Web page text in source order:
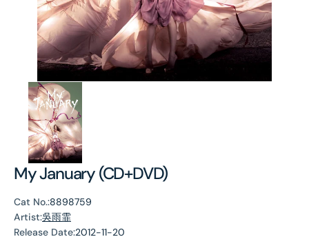
My January (CD+DVD)
Cat No.:8898759
Artist:吳雨霏
Release Date:2012-11-20